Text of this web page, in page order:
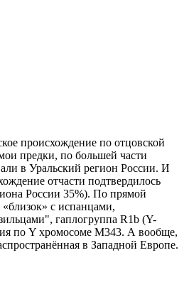
происхождение по отцовской
предки, по большей части
в Уральский регион России. И
отчасти подтвердилось
России 35%). По прямой
с испанцами,
гаплогруппа R1b (Y-
по Y хромосоме М343. А вообще,
в Западной Европе.